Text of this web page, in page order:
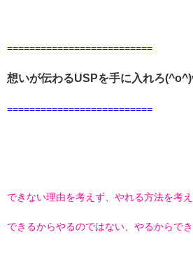
==========================
想いが伝わるUSPを手に入れろ
==========================
できない理由を考えず、やれる方法を考
できるからやるのではない、やるからで